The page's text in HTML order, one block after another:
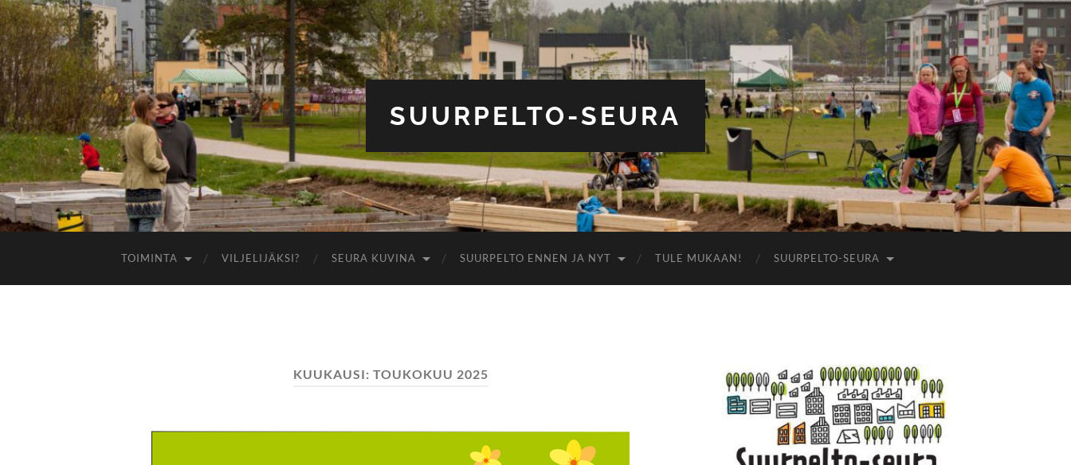
SUURPELTO-SEURA
TOIMINTA VILJELIJÄKSI? SEURA KUVINA SUURPELTO ENNEN JA NYT TULE MUKAAN! SUURPELTO-SEURA
KUUKAUSI: TOUKOKUU 2025